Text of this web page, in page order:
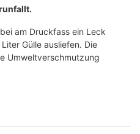
am Druckfass ein Leck
Gülle ausliefen. Die
Umweltverschmutzung